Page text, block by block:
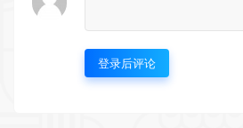
登录后评论